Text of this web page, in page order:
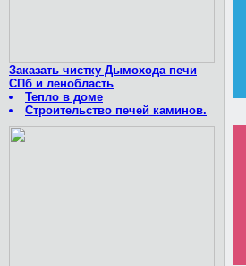
Заказать чистку Дымохода печи
СПб и ленобласть
Тепло в доме
Строительство печей каминов.